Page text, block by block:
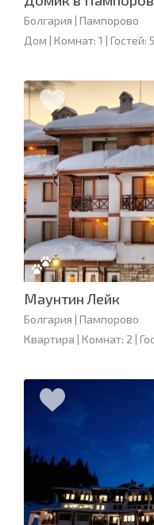
Болгария | Пампорово
Дом | Комнат: 1 | Гостей: 5
Маунтин Лейк
Болгария | Пампорово
Квартира | Комнат: 2 |